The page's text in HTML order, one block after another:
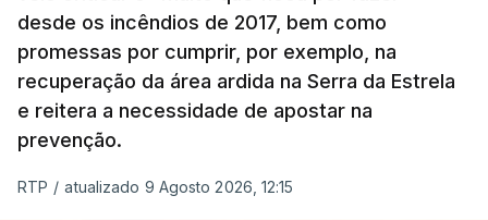
desde os incêndios de 2017, bem como
promessas por cumprir, por exemplo, na
recuperação da área ardida na Serra da Estrela
e reitera a necessidade de apostar na
prevenção.
RTP / atualizado 9 Agosto 2026, 12:15